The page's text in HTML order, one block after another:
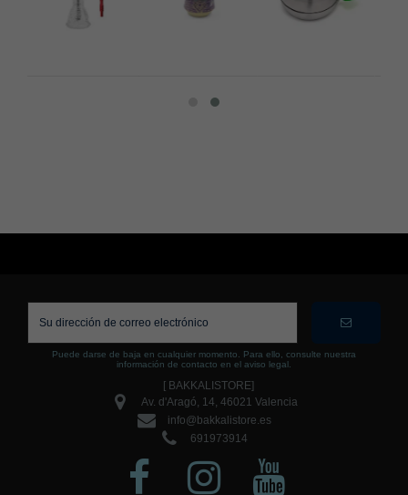
Puede darse de baja en cualquier momento. Para ello, consulte nuestra
información de contacto en el aviso legal.
[ BAKKALISTORE]
Av. d'Aragó, 14, 46021 Valencia
info@bakkalistore.es
691973914